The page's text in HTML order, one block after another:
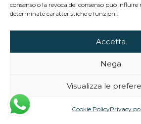
consenso o la revoca del consenso può
determinate caratteristiche e funzioni.
Accetta
Nega
Visualizza le
Cookie PolicyPrivacy